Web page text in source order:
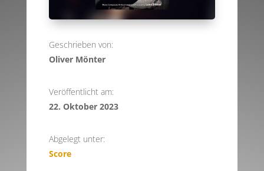
Geschrieben von:
Oliver Mönter
Veröffentlicht am:
22. Oktober 2023
Abgelegt unter:
Score